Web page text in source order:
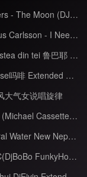
【Dj0898独家】Brothers - The Moon (DJBentley Electro Remix 2022)
【Dj0898独家】Magnus Carlsson - I Need Your Love (DJBentley Electro Remix 2022)
【Dj0898独家】Dragostea din tei 鲁巴耶 - 不怕不怕 英文版 (DJBentley Electro Remix 2022)
老豆咪索茄(青岛DjSense吗啡 Extended Mix)
大气女说唱旋律
The Midnight - Sunset (Michael Cassette extended remix)
Mp3 尼泊尔神曲 Mineral Water New Nepali DJ SONG__by Bhim Bista, Jibesh Gurung
130bpm DjBoBo - ABC(DjBoBo FunkyHouse Mix)_珍藏货FunkyHouse